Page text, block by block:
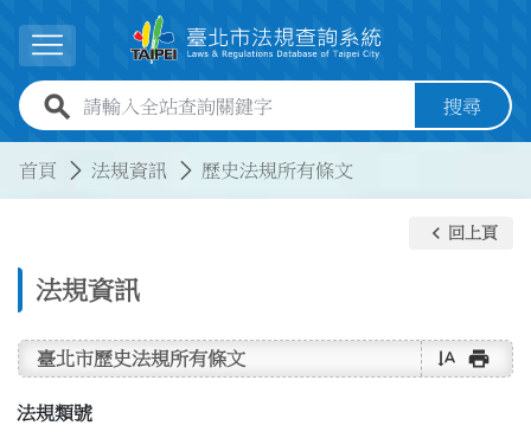
展開選單
全站查詢關鍵字欄位 搜尋
首頁 法規資訊 歷史法規所有條文
法規資訊
keyboard_arrow_left 回上頁
臺北市歷史法規所有條文 text_rotate_vertical print
法規類號